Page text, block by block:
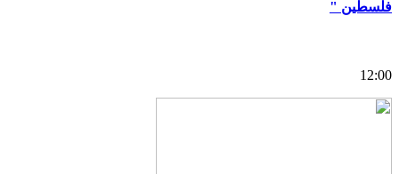
فلسطين "
12:00